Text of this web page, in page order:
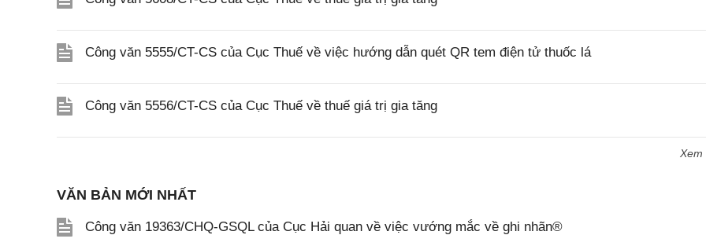
Công văn 5555/CT-CS của Cục Thuế về việc hướng dẫn quét QR tem điện tử thuốc lá
Công văn 5556/CT-CS của Cục Thuế về thuế giá trị gia tăng
VĂN BẢN MỚI NHẤT
Công văn 19363/CHQ-GSQL của Cục Hải quan về việc vướng mắc về ghi nhãn®